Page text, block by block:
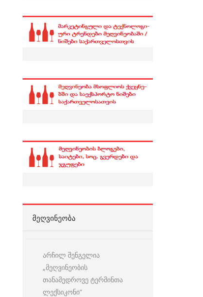
ᲛᲔᲦᲕᲘᲜᲔᲝᲑᲐ
არჩილ შენგელია
„მეღვინეობის
თანამედროვე ტერმინთა
ლექსიკონი“